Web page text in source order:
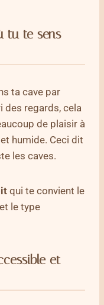
tu te sens
ta cave par
des regards, cela
de plaisir à
humide. Ceci dit
les caves.
qui te convient le
le type
et